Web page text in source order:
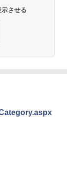
させる